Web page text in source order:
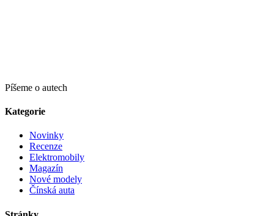
Píšeme o autech
Kategorie
Novinky
Recenze
Elektromobily
Magazín
Nové modely
Čínská auta